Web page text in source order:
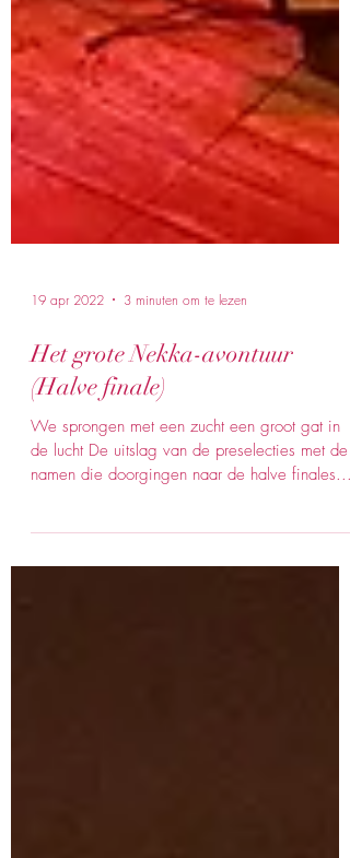
19 apr 2022 3 minuten om te lezen
Het grote Nekka-avontuur
(Halve finale)
de lucht De uitslag van de preselecties met de
namen die doorgingen naar de halve finales...